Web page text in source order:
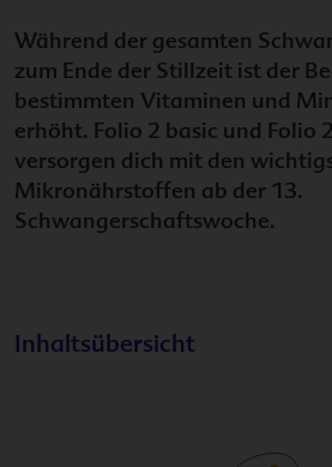
Während der gesamten
zum Ende der Stillzeit ist der
bestimmten Vitaminen und
erhöht. Folio 2 basic und Folio
versorgen dich mit den
Mikronährstoffen ab der 13.
Schwangerschaftswoche.
Inhaltsübersicht